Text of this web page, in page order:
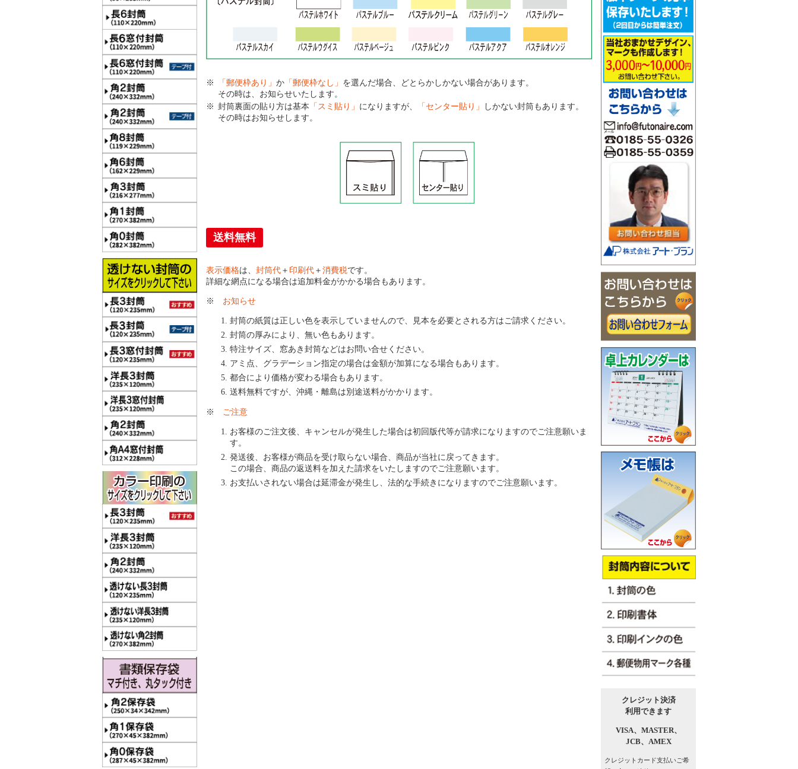
「郵便枠あり」 か 「郵便枠なし」 を選んだ場合、どとらかしかない場合があります。
その時は、お知らせいたします。
封筒裏面の貼り方は基本 「スミ貼り」 になりますが、 「センター貼り」
しかない封筒もあります。
その時はお知らせします。
送料無料
表示価格は、 封筒代 ＋ 印刷代 ＋ 消費税です。
詳細な網点になる場合は追加料金がかかる場合もあります。
※ お知らせ
封筒の紙質は正しい色を表示していませんので、見本を必要とされる方はご請求ください。
封筒の厚みにより、無い色もあります。
特注サイズ、窓あき封筒などはお問い合せください。
アミ点、グラデーション指定の場合は金額が加算になる場合もあります。
都合により価格が変わる場合もあります。
送料無料ですが、沖縄・離島は別途送料がかかります。
※ ご注意
お客様のご注文後、キャンセルが発生した場合は初回版代等が請求になりますのでご注意願いま
す。
発送後、お客様が商品を受け取らない場合、商品が当社に戻ってきます。
この場合、商品の返送料を加えた請求をいたしますのでご注意願います。
お支払いされない場合は延滞金が発生し、法的な手続きになりますのでご注意願います。
クレジット決済
利用できます
VISA、 MASTER、
JCB、 AMEX
クレジットカード支払いご希